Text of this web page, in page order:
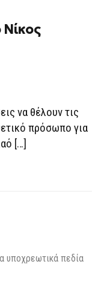
να θέλουν τις
πρόσωπο για
[…]
υποχρεωτικά πεδία